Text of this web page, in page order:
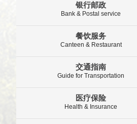
银行邮政
Bank & Postal service
餐饮服务
Canteen & Restaurant
交通指南
Guide for Transportation
医疗保险
Health & Insurance